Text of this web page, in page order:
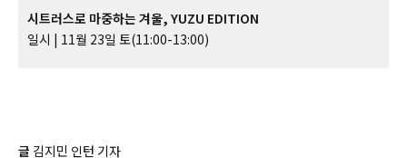
시트러스로 마중하는 겨울, YUZU EDITION
일시 | 11월 23일 토(11:00-13:00)
글 김지민 인턴 기자